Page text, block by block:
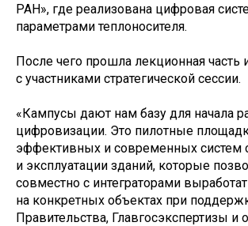
РАН», где реализована цифровая
параметрами теплоносителя.
После чего прошла лекционная часть
с участниками стратегической сессии.
«Кампусы дают нам базу для начала
цифровизации. Это пилотные
эффективных и современных систем
и эксплуатации зданий, которые
совместно с интеграторами
на конкретных объектах при
Правительства, Главгосэкспертизы и